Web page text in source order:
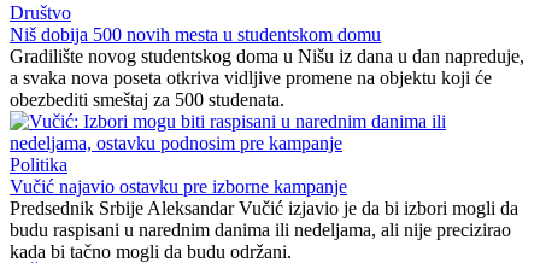
Društvo
Niš dobija 500 novih mesta u studentskom domu
Gradilište novog studentskog doma u Nišu iz dana u dan napreduje,
a svaka nova poseta otkriva vidljive promene na objektu koji će
obezbediti smeštaj za 500 studenata.
Politika
Vučić najavio ostavku pre izborne kampanje
Predsednik Srbije Aleksandar Vučić izjavio je da bi izbori mogli da
budu raspisani u narednim danima ili nedeljama, ali nije precizirao
kada bi tačno mogli da budu održani.